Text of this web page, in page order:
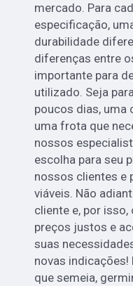
mercado. Para
especificação,
durabilidade
diferenças entre
importante para
utilizado. Seja
poucos dias, uma
uma frota que
nossos
escolha para seu
nossos clientes e
viáveis. Não
cliente e, por
preços justos e
suas
novas indicações!
que semeia,